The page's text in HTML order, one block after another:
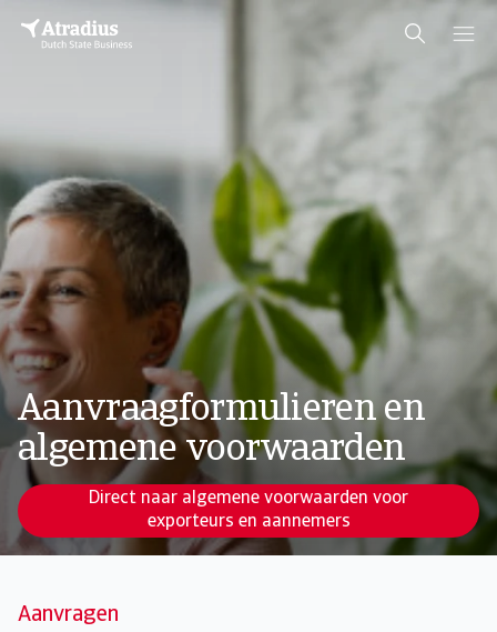
Aanvraagformulieren en
algemene voorwaarden
Direct naar algemene voorwaarden voor
exporteurs en aannemers
Aanvragen